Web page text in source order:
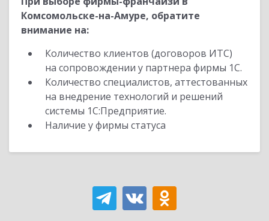
Комсомольске-на-Амуре, обратите
внимание на:
Количество клиентов (договоров ИТС)
на сопровождении у партнера фирмы 1С.
Количество специалистов, аттестованных
на внедрение технологий и решений
системы 1С:Предприятие.
Наличие у фирмы статуса